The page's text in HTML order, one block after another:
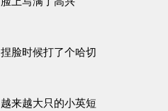
捏脸时候打了个哈切
越来越大只的小英短